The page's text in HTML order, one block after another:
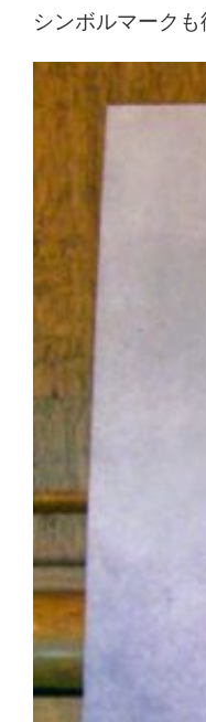
シンボルマークも